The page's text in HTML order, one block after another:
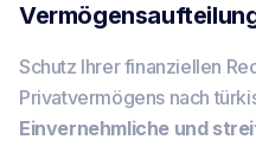
Schutz Ihrer finanziellen
Privatvermögens nach
Einvernehmliche und